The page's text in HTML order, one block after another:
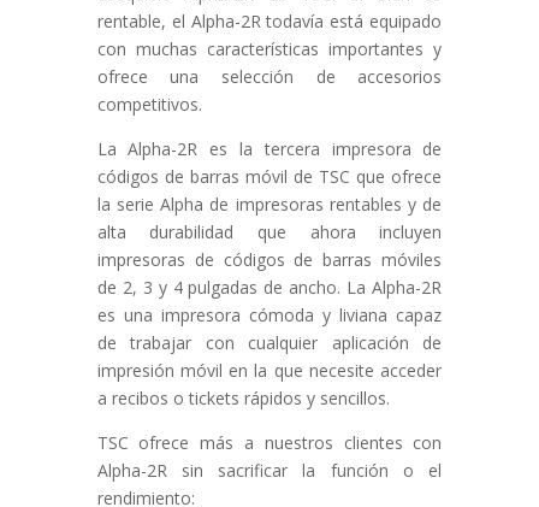
rentable, el Alpha-2R todavía está equipado
con muchas características importantes y
ofrece una selección de accesorios
competitivos.
La Alpha-2R es la tercera impresora de
códigos de barras móvil de TSC que ofrece
la serie Alpha de impresoras rentables y de
alta durabilidad que ahora incluyen
impresoras de códigos de barras móviles
de 2, 3 y 4 pulgadas de ancho. La Alpha-2R
es una impresora cómoda y liviana capaz
de trabajar con cualquier aplicación de
impresión móvil en la que necesite acceder
a recibos o tickets rápidos y sencillos.
TSC ofrece más a nuestros clientes con
Alpha-2R sin sacrificar la función o el
rendimiento: